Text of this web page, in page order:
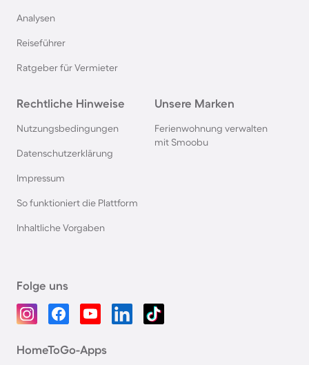
Analysen
Reiseführer
Ratgeber für Vermieter
Rechtliche Hinweise
Nutzungsbedingungen
Datenschutzerklärung
Impressum
So funktioniert die Plattform
Inhaltliche Vorgaben
Unsere Marken
Ferienwohnung verwalten
mit Smoobu
Folge uns
HomeToGo-Apps